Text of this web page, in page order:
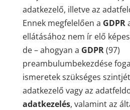
adatkezelő, illetve az
Ennek megfelelően a GDPR
ellátásához nem ír elő
de – ahogyan a GDPR(97)
preambulumbekezdése
ismeretek szükséges
adatkezelő vagy az
adatkezelés, valamint az